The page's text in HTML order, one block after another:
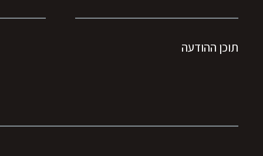
תוכן ההודעה